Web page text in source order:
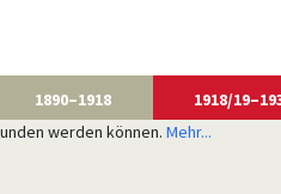
1890–1918 1918/
werden können. Mehr...